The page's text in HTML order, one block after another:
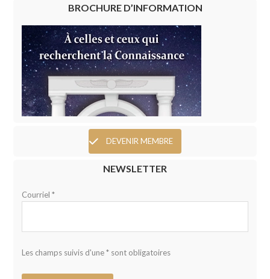
BROCHURE D’INFORMATION
DEVENIR MEMBRE
NEWSLETTER
Courriel *
Les champs suivis d'une * sont obligatoires